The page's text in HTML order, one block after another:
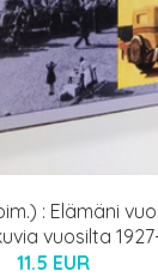
: Elämäni
vuosilta
11.5 EUR